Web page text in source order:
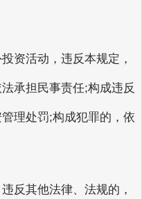
活动，违反本规定，
承担民事责任;构成违反
理处罚;构成犯罪的，依
其他法律、法规的，